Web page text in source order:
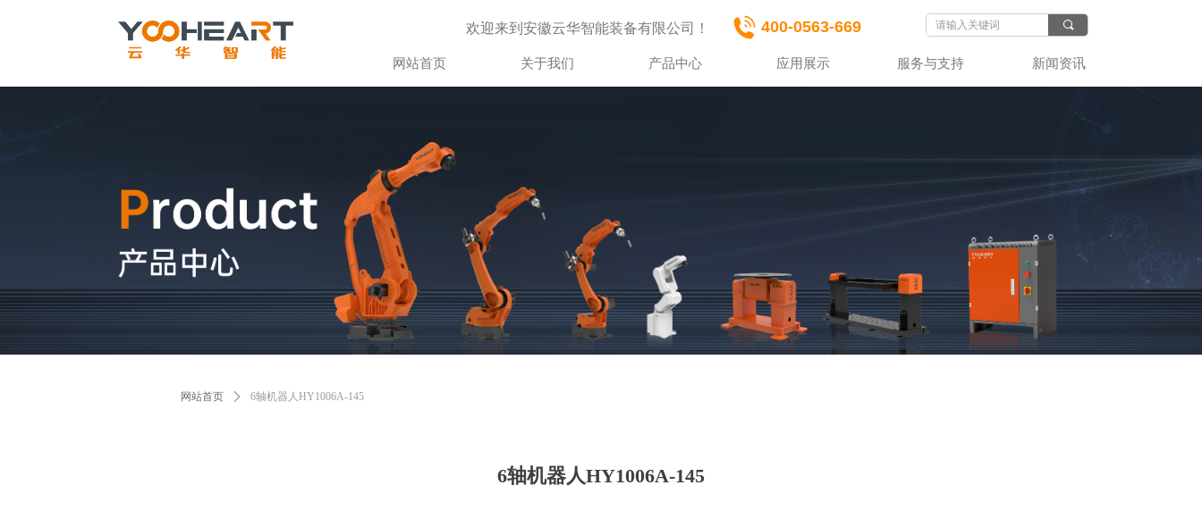
网站首页 关于我们 产品中心 应用展示 服务与支持 新闻资讯
끠
400-0563-669
欢迎来到安徽云华智能装备有限公司！
网站首页 ꄲ 6轴机器人HY1006A-145
6轴机器人HY1006A-145